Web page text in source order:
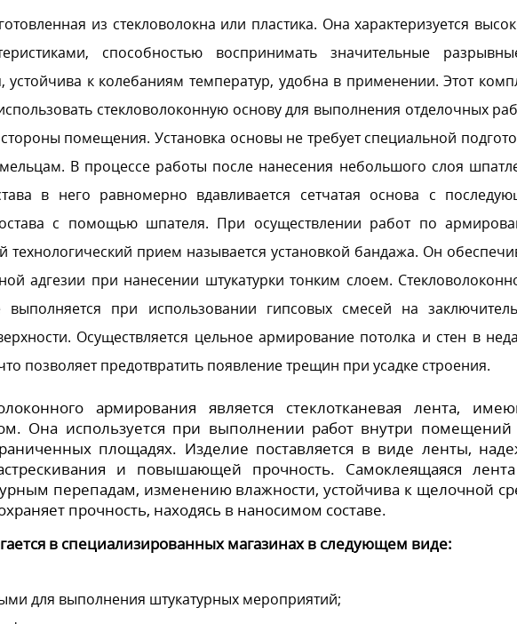
из стекловолокна или пластика. Она характеризуется
способностью воспринимать значительные
устойчива к колебаниям температур, удобна в применении. Этот
стекловолоконную основу для выполнения отделочных
помещения. Установка основы не требует специальной
В процессе работы после нанесения небольшого слоя
в него равномерно вдавливается сетчатая основа с
с помощью шпателя. При осуществлении работ по
технологический прием называется установкой бандажа. Он
адгезии при нанесении штукатурки тонким слоем.
выполняется при использовании гипсовых смесей на
Осуществляется цельное армирование потолка и стен в
позволяет предотвратить появление трещин при усадке строения.
армирования является стеклотканевая лента,
Она используется при выполнении работ внутри помещений
площадях. Изделие поставляется в виде ленты,
и повышающей прочность. Самоклеящаяся
перепадам, изменению влажности, устойчива к щелочной
прочность, находясь в наносимом составе.
в специализированных магазинах в следующем виде:
для выполнения штукатурных мероприятий;